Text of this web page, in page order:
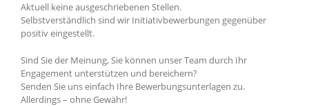
Aktuell keine ausgeschriebenen Stellen.
Selbstverständlich sind wir Initiativbewerbungen gegenüber
positiv eingestellt.
Sind Sie der Meinung, Sie können unser Team durch Ihr
Engagement unterstützen und bereichern?
Senden Sie uns einfach Ihre Bewerbungsunterlagen zu.
Allerdings – ohne Gewähr!